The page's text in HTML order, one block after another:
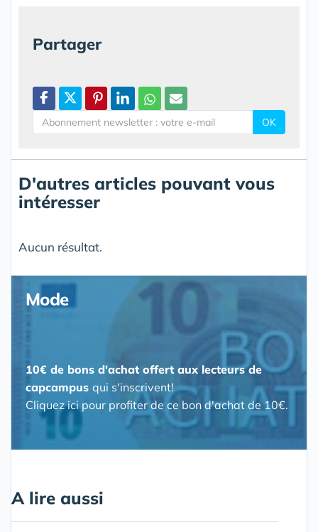
Partager
OK
D'autres articles pouvant vous
intéresser
Aucun résultat.
Mode
10€ de bons d'achat offert aux lecteurs de
capcampus qui s'inscrivent!
Cliquez ici pour profiter de ce bon d'achat de 10€.
A lire aussi